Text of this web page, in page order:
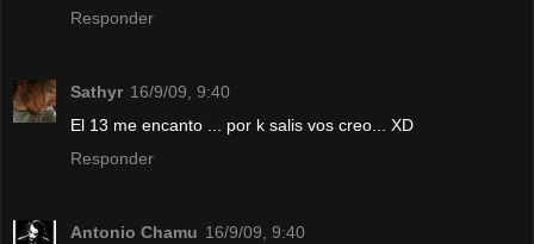
Responder
Sathyr 16/9/09, 9:40
El 13 me encanto ... por k salis vos creo... XD
Responder
Antonio Chamu 16/9/09, 9:40